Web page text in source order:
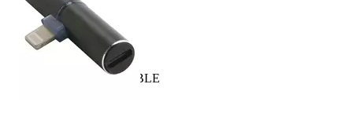
Transcend
VCOM
WD
Wize
X2 DOUBLE